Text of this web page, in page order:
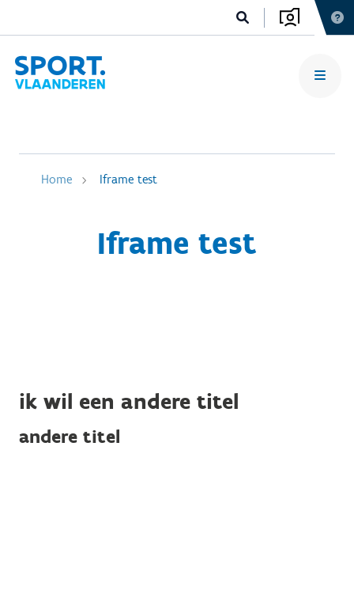
Home Iframe test
Iframe test
ik wil een andere titel
andere titel